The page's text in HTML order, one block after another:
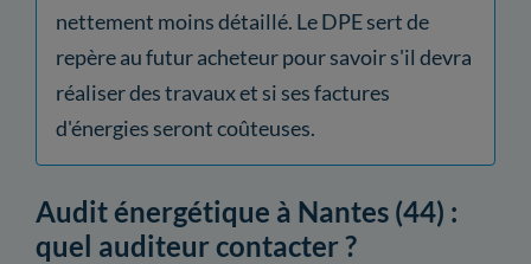
nettement moins détaillé. Le DPE sert de
repère au futur acheteur pour savoir s'il devra
réaliser des travaux et si ses factures
d'énergies seront coûteuses.
Audit énergétique à Nantes (44) :
quel auditeur contacter ?